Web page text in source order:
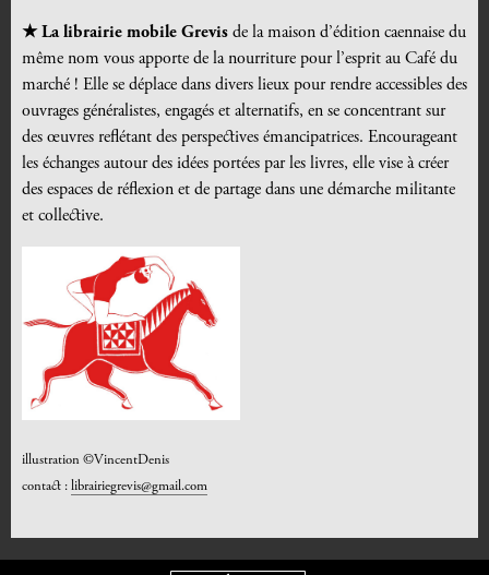
★ La librairie mobile Grevis de la maison d’édition caennaise du
même nom vous apporte de la nourriture pour l’esprit au Café du
marché ! Elle se déplace dans divers lieux pour rendre accessibles des
ouvrages généralistes, engagés et alternatifs, en se concentrant sur
des œuvres reflétant des perspectives émancipatrices. Encourageant
les échanges autour des idées portées par les livres, elle vise à créer
des espaces de réflexion et de partage dans une démarche militante
et collective.
illustration ©VincentDenis
contact : librairiegrevis@gmail.com